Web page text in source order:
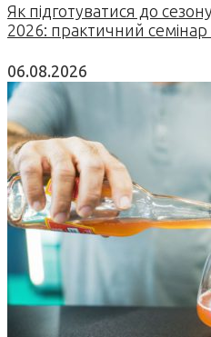
Як підготуватися до
2026: практичний семінар
06.08.2026